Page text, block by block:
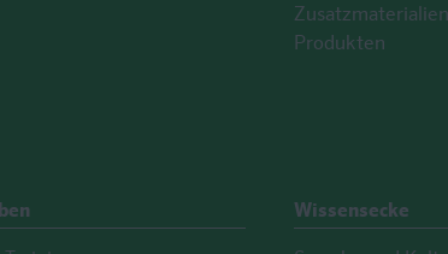
Produkten
Wissensecke